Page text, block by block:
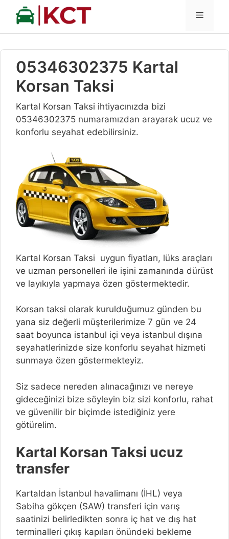
İçeriğe
MENÜ
05346302375 Kartal
Korsan Taksi
Kartal Korsan Taksi ihtiyacınızda bizi
05346302375 numaramızdan arayarak ucuz ve
konforlu seyahat edebilirsiniz.
Kartal Korsan Taksi uygun fiyatları, lüks araçları
ve uzman personelleri ile işini zamanında dürüst
ve layıkıyla yapmaya özen göstermektedir.
Korsan taksi olarak kurulduğumuz günden bu
yana siz değerli müşterilerimize 7 gün ve 24
saat boyunca istanbul içi veya istanbul dışına
seyahatlerinizde size konforlu seyahat hizmeti
sunmaya özen göstermekteyiz.
Siz sadece nereden alınacağınızı ve nereye
gideceğinizi bize söyleyin biz sizi konforlu, rahat
ve güvenilir bir biçimde istediğiniz yere
götürelim.
Kartal Korsan Taksi ucuz
transfer
Kartaldan İstanbul havalimanı (İHL) veya
Sabiha gökçen (SAW) transferi için varış
saatinizi belirledikten sonra iç hat ve dış hat
terminalleri çıkış kapıları önündeki bekleme